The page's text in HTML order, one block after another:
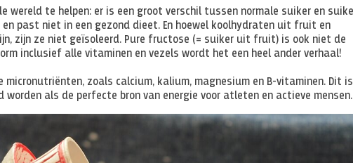
wereld te helpen: er is een groot verschil tussen normale suiker en
past niet in een gezond dieet. En hoewel koolhydraten uit fruit en
zijn ze niet geïsoleerd. Pure fructose (= suiker uit fruit) is ook niet de
inclusief alle vitaminen en vezels wordt het een heel ander verhaal!
zoals calcium, kalium, magnesium en B-vitaminen. Dit
worden als de perfecte bron van energie voor atleten en actieve